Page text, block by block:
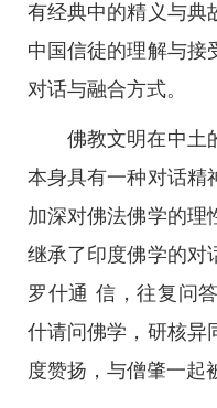
有经典中的精义与典
中国信徒的理解与接
对话与融合方式。
佛教文明在中土
本身具有一种对话精
加深对佛法佛学的理
继承了印度佛学的对
罗什通 信，往复问
什请问佛学，研核异
度赞扬，与僧肇一起